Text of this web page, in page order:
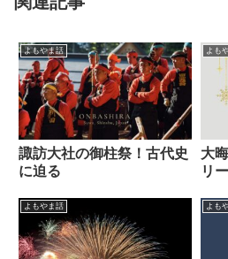
よもやま話
諏訪大社の御柱祭！古代史
に迫る
よも
大
リ
よもやま話 よも